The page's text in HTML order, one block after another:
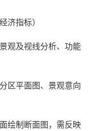
济指标）
观及视线分析、功能
区平面图、景观意向
绘制断面图，需反映